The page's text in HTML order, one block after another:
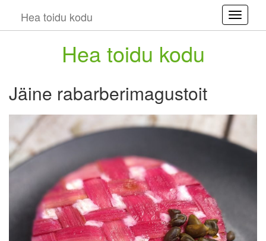
Hea toidu kodu
Hea toidu kodu
Jäine rabarberimagustoit